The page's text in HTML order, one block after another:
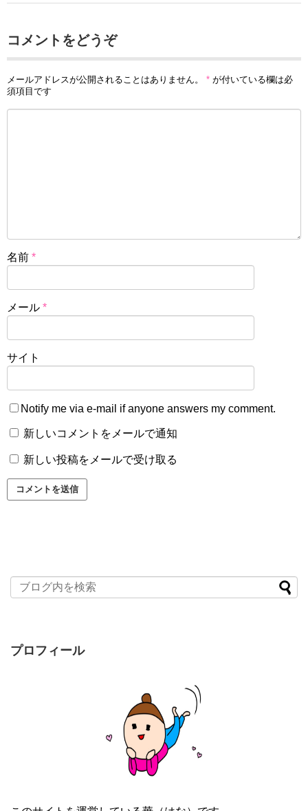
コメントをどうぞ
メールアドレスが公開されることはありません。 * が付いている欄は必
須項目です
名前 *
メール *
サイト
Notify me via e-mail if anyone answers my comment.
新しいコメントをメールで通知
新しい投稿をメールで受け取る
プロフィール